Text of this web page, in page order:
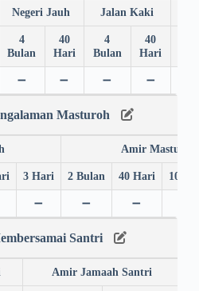
Negeri Jauh Jalan Kaki
4
Bulan
40
Hari
4
Bulan
40
Hari
➖ ➖ ➖ ➖
Masturoh
Amir Masturoh
3 Hari 2 Bulan 40 Hari 10
➖ ➖ ➖
Santri
Amir Jamaah Santri